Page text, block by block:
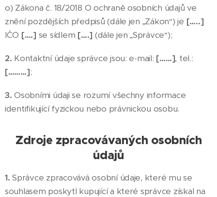
o) Zákona č. 18/2018 O ochraně osobních údajů ve
znění pozdějších předpisů (dále jen „Zákon“) je […..]
IČO [….] se sídlem [….] (dále jen „Správce“);
2. Kontaktní údaje správce jsou: e-mail: [……], tel.:
[………];
3.Osobními údaji se rozumí všechny informace
identifikující fyzickou nebo právnickou osobu.
Zdroje zpracovávaných osobních
údajů
1.Správce zpracovává osobní údaje, které mu se
souhlasem poskytl kupující a které správce získal na